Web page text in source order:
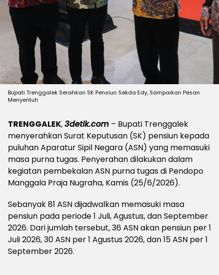
Bupati Trenggalek Serahkan SK Pensiun Sekda Edy, Sampaikan Pesan
Menyentuh
TRENGGALEK,3detik.com – Bupati Trenggalek
menyerahkan Surat Keputusan (SK) pensiun kepada
puluhan Aparatur Sipil Negara (ASN) yang memasuki
masa purna tugas. Penyerahan dilakukan dalam
kegiatan pembekalan ASN purna tugas di Pendopo
Manggala Praja Nugraha, Kamis (25/6/2026).
Sebanyak 81 ASN dijadwalkan memasuki masa
pensiun pada periode 1 Juli, Agustus, dan September
2026. Dari jumlah tersebut, 36 ASN akan pensiun per 1
Juli 2026, 30 ASN per 1 Agustus 2026, dan 15 ASN per 1
September 2026.